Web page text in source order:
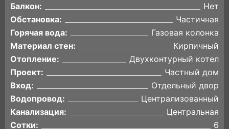
Балкон:
Нет
Обстановка:
Частичная
Горячая вода:
Газовая колонка
Материал стен:
Кирпичный
Отопление:
Двухконтурный котел
Проект:
Частный дом
Вход:
Отдельный двор
Водопровод:
Централизованный
Канализация:
Центральная
Сотки:
6